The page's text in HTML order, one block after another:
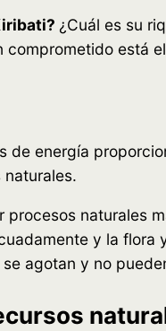
¿Cuál es su
comprometido está
de energía
procesos naturales
y la flora
agotan y no